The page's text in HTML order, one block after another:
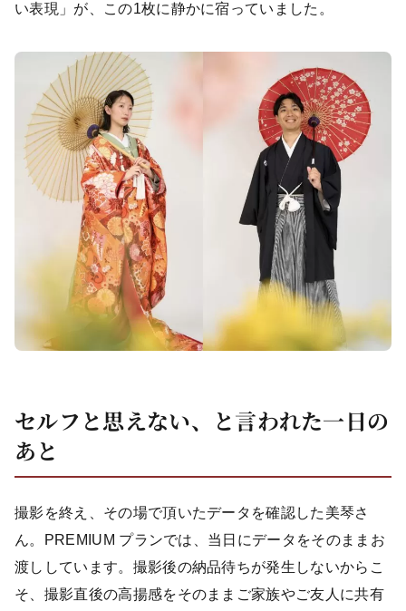
い表現」が、この1枚に静かに宿っていました。
セルフと思えない、と言われた一日の
あと
撮影を終え、その場で頂いたデータを確認した美琴さ
ん。PREMIUM プランでは、当日にデータをそのままお
渡ししています。撮影後の納品待ちが発生しないからこ
そ、撮影直後の高揚感をそのままご家族やご友人に共有